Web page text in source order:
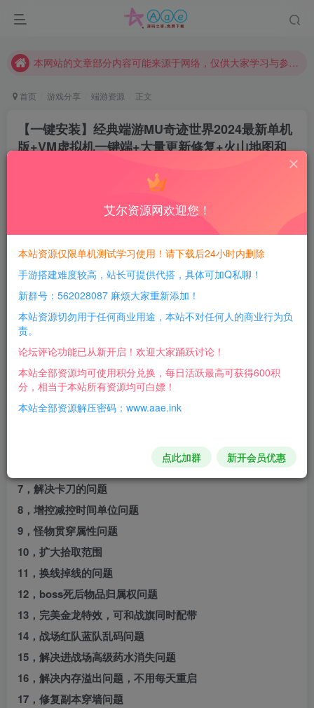
现在赞助会员享受专属折扣，详情点击此条公告。
本网站的文章部分内容可能来源于网络，仅供大家学习与参考，如有侵权，请联系站长QQ466107887进行删除处理。
首页 游戏分享 端游资源 正文
【一键安装】经典端游MU奇迹世界2024最新单机
版+VM虚拟机一键端+大量更新修复+火山地图和
167
每日活跃最高可获得600积分！所有资源可以使用
积分免费兑换！
游戏介绍：
2，视野太广的问题
3，智能施法的问题
5，领土刻印需要从新地图才能刻印的问题
7，解决卡刀的问题
8，增控减控时间单位问题
9，怪物贯穿属性问题
10，扩大拾取范围
11，换线掉线的问题
12，boss死后物品归属权问题
13，完美金龙特效，可和战旗同时配带
14，战场红队蓝队乱码问题
15，解决进战场高级药水消失问题
16，解决内存溢出问题，不用每天重启
17，修复副本穿墙问题
艾尔资源网欢迎您！
本站资源仅限单机测试学习使用！请下载后24小时内删除
手游搭建难度较高，站长可提供代搭，具体可加Q私聊！
新群号：562028087 麻烦大家重新添加！
本站资源切勿用于任何商业用途，本站不对任何人的商业行为负
责。
论坛评论功能已从新开启！欢迎大家踊跃讨论！
本站全部资源均可使用积分兑换，每日活跃最高可获得600积
分，相当于本站所有资源均可白嫖！
本站全部资源解压密码：www.aae.ink
点此加群 新开会员优惠